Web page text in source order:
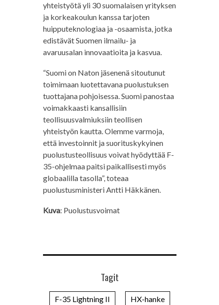
yhteistyötä yli 30 suomalaisen yrityksen
ja korkeakoulun kanssa tarjoten
huipputeknologiaa ja -osaamista, jotka
edistävät Suomen ilmailu- ja
avaruusalan innovaatioita ja kasvua.
“Suomi on Naton jäsenenä sitoutunut
toimimaan luotettavana puolustuksen
tuottajana pohjoisessa. Suomi panostaa
voimakkaasti kansallisiin
teollisuusvalmiuksiin teollisen
yhteistyön kautta. Olemme varmoja,
että investoinnit ja suorituskykyinen
puolustusteollisuus voivat hyödyttää F-
35-ohjelmaa paitsi paikallisesti myös
globaalilla tasolla”, toteaa
puolustusministeri Antti Häkkänen.
Kuva: Puolustusvoimat
Tagit
F-35 Lightning II HX-hanke